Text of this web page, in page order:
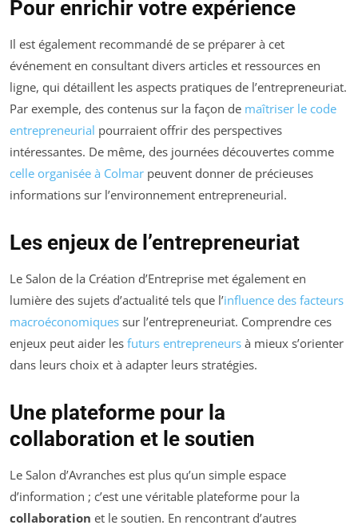
Pour enrichir votre expérience
Il est également recommandé de se préparer à cet
événement en consultant divers articles et ressources en
ligne, qui détaillent les aspects pratiques de l’entrepreneuriat.
Par exemple, des contenus sur la façon de maîtriser le code
entrepreneurial pourraient offrir des perspectives
intéressantes. De même, des journées découvertes comme
celle organisée à Colmar peuvent donner de précieuses
informations sur l’environnement entrepreneurial.
Les enjeux de l’entrepreneuriat
Le Salon de la Création d’Entreprise met également en
lumière des sujets d’actualité tels que l’influence des facteurs
macroéconomiques sur l’entrepreneuriat. Comprendre ces
enjeux peut aider les futurs entrepreneurs à mieux s’orienter
dans leurs choix et à adapter leurs stratégies.
Une plateforme pour la
collaboration et le soutien
Le Salon d’Avranches est plus qu’un simple espace
d’information ; c’est une véritable plateforme pour la
collaboration et le soutien. En rencontrant d’autres